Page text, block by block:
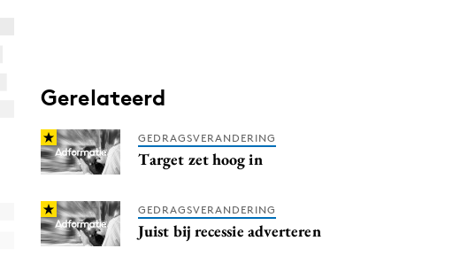
Gerelateerd
GEDRAGSVERANDERING
Target zet hoog in
GEDRAGSVERANDERING
Juist bij recessie adverteren